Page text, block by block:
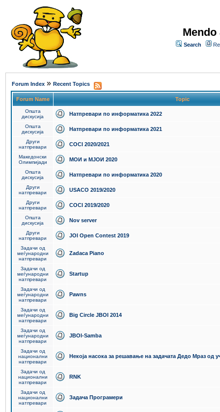
Search
Forum Index » Recent Topics
Forum Name Topic
Општа
дискусија
Натпревари по информатика 2022
Општа
дискусија
Натпревари по информатика 2021
Други
натпревари
COCI 2020/2021
Македонски
Олимпијади
МОИ и МЈОИ 2020
Општа
дискусија
Натпревари по информатика 2020
Други
натпревари
USACO 2019/2020
Други
натпревари
COCI 2019/2020
Општа
дискусија
Nov server
Други
натпревари
JOI Open Contest 2019
Задачи од
меѓународни
натпревари
Zadaca Piano
Задачи од
меѓународни
натпревари
Startup
Задачи од
меѓународни
натпревари
Pawns
Задачи од
меѓународни
натпревари
Big Circle JBOI 2014
Задачи од
меѓународни
натпревари
JBOI-Samba
Задачи од
национални
натпревари
Некоја насока за решавање на задачата Дедо Мраз од
Задачи од
национални
натпревари
RNK
Задачи од
национални
натпревари
Задача Програмери